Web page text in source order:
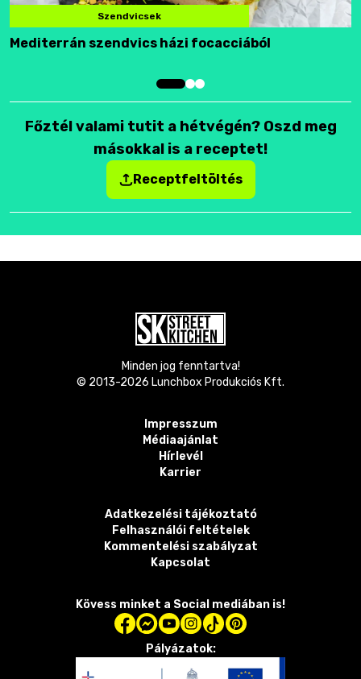
Szendvicsek
Mediterrán szendvics házi focacciából
Főztél valami tutit a hétvégén? Oszd meg
másokkal is a receptet!
Receptfeltöltés
Minden jog fenntartva!
© 2013-2026 Lunchbox Produkciós Kft.
Impresszum
Médiaajánlat
Hírlevél
Karrier
Adatkezelési tájékoztató
Felhasználói feltételek
Kommentelési szabályzat
Kapcsolat
Kövess minket a Social mediában is!
Pályázatok: